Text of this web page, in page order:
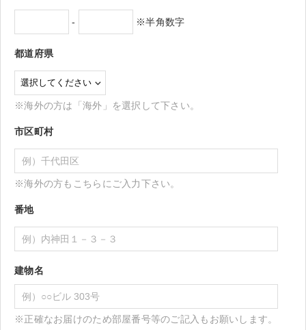
- ※半角数字
都道府県
※海外の方は「海外」を選択して下さい。
市区町村
※海外の方もこちらにご入力下さい。
番地
建物名
※正確なお届けのため部屋番号等のご記入もお願いします。